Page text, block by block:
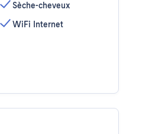
Sèche-cheveux
WiFi Internet